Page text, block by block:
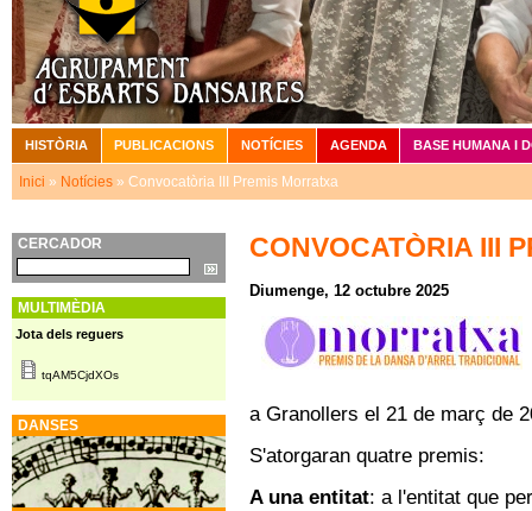
CONVOCATÒRIA III
Diumenge, 12 octubre 2025
a Granollers el 21 de març de
S'atorgaran quatre premis:
A una entitat: a l'entitat que
Menú principal
HISTÒRIA PUBLICACIONS NOTÍCIES AGENDA BASE HUMANA I
Esteu aquí
Inici » Notícies » Convocatòria III Premis Morratxa
CERCADOR
Cerca
MULTIMÈDIA
Jota dels reguers
tqAM5CjdXOs
DANSES